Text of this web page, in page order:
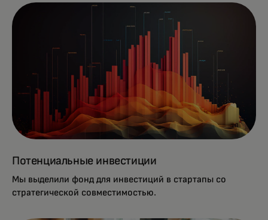
Потенциальные инвестиции
Мы выделили фонд для инвестиций в стартапы со
стратегической совместимостью.